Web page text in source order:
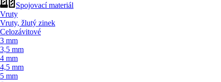
Spojovací materiál
Vruty
Vruty, žlutý zinek
Celozávitové
3 mm
3,5 mm
4 mm
4,5 mm
5 mm